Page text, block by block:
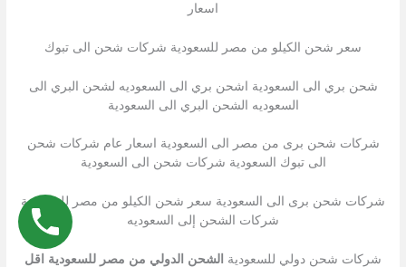
اسعار
سعر شحن الكيلو من مصر للسعودية شركات شحن الى تبوك
شحن بري الى السعودية اشحن بري الى السعوديه لشحن البري الى
السعوديه الشحن البري الى السعودية
شركات شحن برى من مصر الى السعودية اسعار عام شركات شحن
الى تبوك السعودية شركات شحن الى السعودية
شركات شحن برى الى السعودية سعر شحن الكيلو من مصر للسعودية
شركات الشحن إلى السعوديه
شركات شحن دولي للسعودية الشحن الدولي من مصر للسعودية اقل